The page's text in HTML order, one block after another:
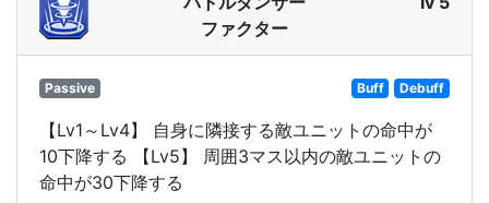
ファクター
Passive Buff Debuff
【Lv1～Lv4】 自身に隣接する敵ユニットの命中が
10下降する 【Lv5】 周囲3マス以内の敵ユニットの
命中が30下降する